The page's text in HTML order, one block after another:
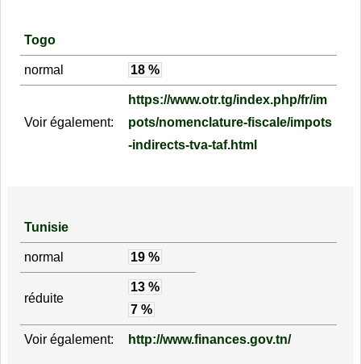
Togo
normal 18 %
Voir également:
https://www.otr.tg/index.php/fr/im
pots/nomenclature-fiscale/impots
-indirects-tva-taf.html
Tunisie
normal 19 %
réduite
13 %
7 %
Voir également: http://www.finances.gov.tn/